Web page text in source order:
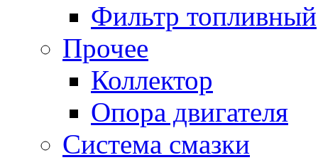
Фильтр топливный
Прочее
Коллектор
Опора двигателя
Система смазки